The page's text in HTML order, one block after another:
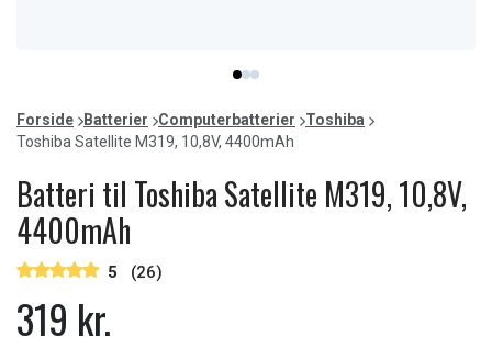
item
0
item
1
item
2
of
3
Forside Batterier Computerbatterier
Toshiba
Toshiba Satellite M319, 10,8V, 4400mAh
Batteri til Toshiba Satellite M319, 10,8V,
4400mAh
5 (26)
319 kr.